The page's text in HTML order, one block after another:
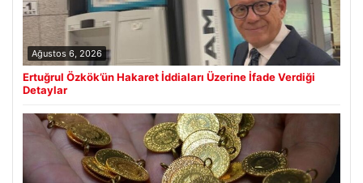
Ağustos 6, 2026
Ertuğrul Özkök’ün Hakaret İddiaları Üzerine İfade Verdiği
Detaylar